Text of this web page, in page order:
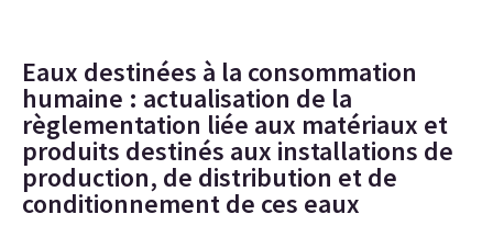
Eaux destinées à la consommation
humaine : actualisation de la
règlementation liée aux matériaux et
produits destinés aux installations de
production, de distribution et de
conditionnement de ces eaux